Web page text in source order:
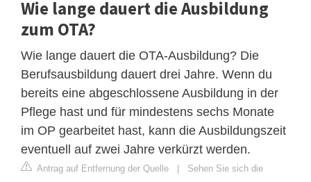
Wie lange dauert die Ausbildung
zum OTA?
Wie lange dauert die OTA-Ausbildung? Die
Berufsausbildung dauert drei Jahre. Wenn du
bereits eine abgeschlossene Ausbildung in der
Pflege hast und für mindestens sechs Monate
im OP gearbeitet hast, kann die Ausbildungszeit
eventuell auf zwei Jahre verkürzt werden.
Antrag auf Entfernung der Quelle | Sehen Sie sich die